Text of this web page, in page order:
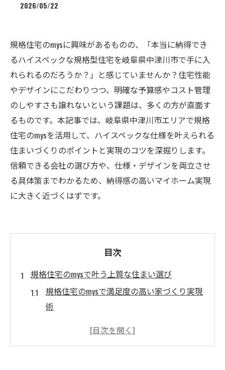
2026/05/22
規格住宅のmysに興味があるものの、「本当に納得でき
るハイスペックな規格型住宅を岐阜県中津川市で手に入
れられるのだろうか？」と感じていませんか？住宅性能
やデザインにこだわりつつ、明確な予算感やコスト管理
のしやすさも譲れないという課題は、多くの方が直面す
るものです。本記事では、岐阜県中津川市エリアで規格
住宅のmysを活用して、ハイスペックな仕様を叶えられる
住まいづくりのポイントと実現のコツを深掘りします。
信頼できる会社の選び方や、仕様・デザインを両立させ
る具体策までわかるため、納得感の高いマイホーム実現
に大きく近づくはずです。
目次
規格住宅のmysで叶う上質な住まい選び
規格住宅のmysで満足度の高い家づくり実現
術
規格住宅のmysなら理想と予算を両立できる